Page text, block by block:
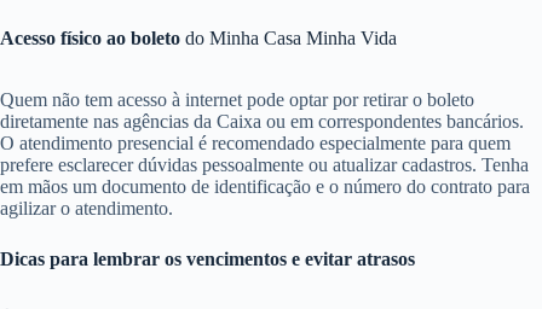
Acesso físico ao boleto do Minha Casa Minha Vida
Quem não tem acesso à internet pode optar por retirar o boleto
diretamente nas agências da Caixa ou em correspondentes bancários.
O atendimento presencial é recomendado especialmente para quem
prefere esclarecer dúvidas pessoalmente ou atualizar cadastros. Tenha
em mãos um documento de identificação e o número do contrato para
agilizar o atendimento.
Dicas para lembrar os vencimentos e evitar atrasos